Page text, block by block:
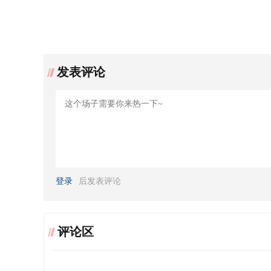
发表评论
登录 后发表评论
评论区